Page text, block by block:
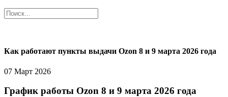
Как работают пункты выдачи Ozon 8 и 9 марта 2026 года
07 Март 2026
График работы Ozon 8 и 9 марта 2026 года